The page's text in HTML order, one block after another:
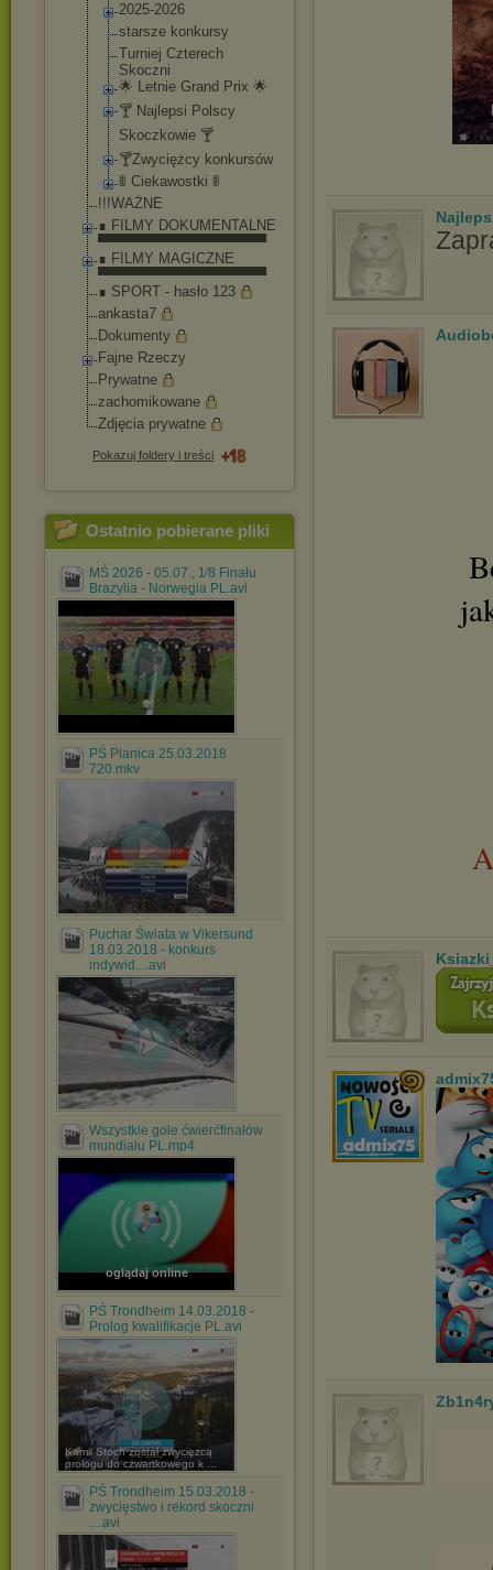
2025-2026
starsze konkursy
Turniej Czterech
Skoczni
🌟 Letnie Grand Prix 🌟
🍸 Najlepsi Polscy
Skoczkowie 🍸
🍸Zwyciężcy konkursów
🚦 Ciekawostki 🚦
!!!WAŻNE
∎ FILMY DOKUMENTALNE
▀▀▀▀▀▀▀▀▀▀▀▀▀▀▀▀▀
∎ FILMY MAGICZNE
▀▀▀▀▀▀▀▀▀▀▀▀▀▀▀▀▀
∎ SPORT - hasło 123
ankasta7
Dokumenty
Fajne Rzeczy
Prywatne
zachomikowane
Zdjęcia prywatne
Pokazuj foldery i treści
Ostatnio pobierane pliki
MŚ 2026 - 05.07., 1⁄8 Finału
Brazylia - Norwegia PL.avi
PŚ Planica 25.03.2018
720.mkv
Puchar Świata w Vikersund
18.03.2018 - konkurs
indywid....avi
Wszystkie gole ćwierćfinałów
mundialu PL.mp4
oglądaj online
PŚ Trondheim 14.03.2018 -
Prolog kwalifikacje PL.avi
Kamil Stoch został zwycięzcą
prologu do czwartkowego k ...
PŚ Trondheim 15.03.2018 -
zwycięstwo i rekord skoczni
....avi